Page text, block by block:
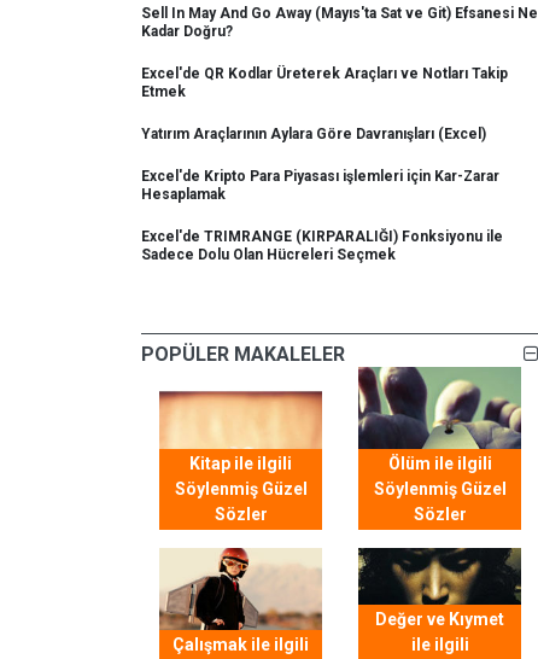
Sell In May And Go Away (Mayıs'ta Sat ve Git) Efsanesi Ne
Kadar Doğru?
Excel'de QR Kodlar Üreterek Araçları ve Notları Takip
Etmek
Yatırım Araçlarının Aylara Göre Davranışları (Excel)
Excel'de Kripto Para Piyasası işlemleri için Kar-Zarar
Hesaplamak
Excel'de TRIMRANGE (KIRPARALIĞI) Fonksiyonu ile
Sadece Dolu Olan Hücreleri Seçmek
POPÜLER MAKALELER
Kitap ile ilgili
Söylenmiş Güzel
Sözler
Ölüm ile ilgili
Söylenmiş Güzel
Sözler
Çalışmak ile ilgili
Değer ve Kıymet
ile ilgili